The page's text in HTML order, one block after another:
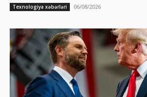
Texnologiya xəbərləri 06/08/2026